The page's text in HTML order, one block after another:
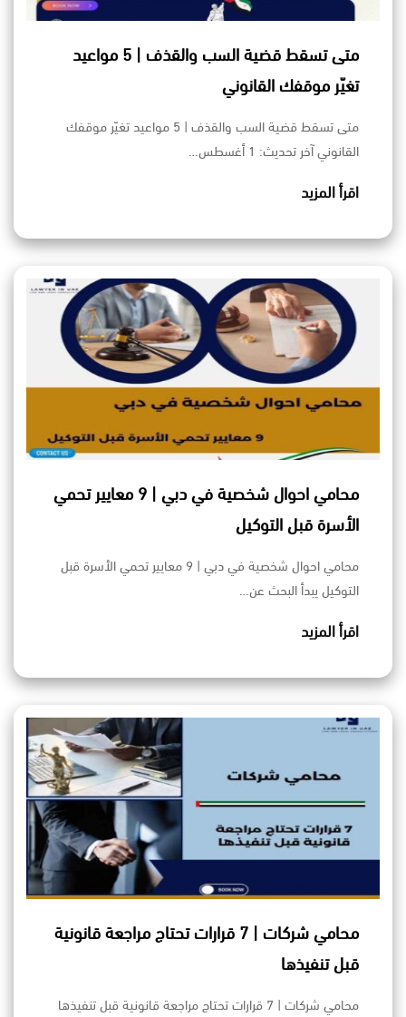
متى تسقط قضية السب والقذف | 5 مواعيد
تغيّر موقفك القانوني
متى تسقط قضية السب والقذف | 5 مواعيد تغيّر موقفك
القانوني آخر تحديث: 1 أغسطس…
اقرأ المزيد
محامي احوال شخصية في دبي | 9 معايير تحمي
الأسرة قبل التوكيل
محامي احوال شخصية في دبي | 9 معايير تحمي الأسرة قبل
التوكيل يبدأ البحث عن…
اقرأ المزيد
محامي شركات | 7 قرارات تحتاج مراجعة قانونية
قبل تنفيذها
محامي شركات | 7 قرارات تحتاج مراجعة قانونية قبل تنفيذها